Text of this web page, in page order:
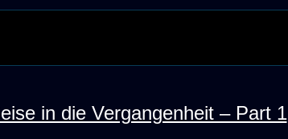
in die Vergangenheit – Part 1